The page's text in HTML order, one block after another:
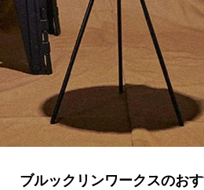
ブルックリンワークスのお